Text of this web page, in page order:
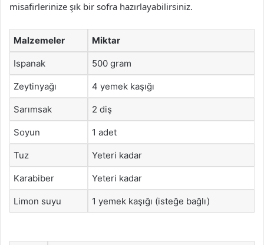
misafirlerinize şık bir sofra hazırlayabilirsiniz.
Malzemeler Miktar
Ispanak 500 gram
Zeytinyağı 4 yemek kaşığı
Sarımsak 2 diş
Soyun 1 adet
Tuz Yeteri kadar
Karabiber Yeteri kadar
Limon suyu 1 yemek kaşığı (isteğe bağlı)